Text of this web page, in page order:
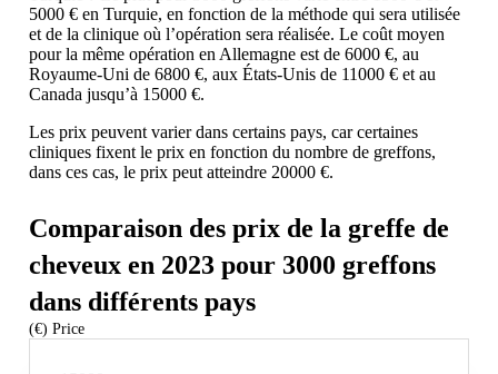
5000 € en Turquie, en fonction de la méthode qui sera utilisée
et de la clinique où l’opération sera réalisée. Le coût moyen
pour la même opération en Allemagne est de 6000 €, au
Royaume-Uni de 6800 €, aux États-Unis de 11000 € et au
Canada jusqu’à 15000 €.
Les prix peuvent varier dans certains pays, car certaines
cliniques fixent le prix en fonction du nombre de greffons,
dans ces cas, le prix peut atteindre 20000 €.
Comparaison des prix de la greffe de
cheveux en 2023 pour 3000 greffons
dans différents pays
(€) Price